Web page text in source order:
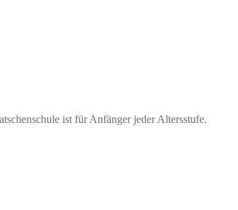
ist für Anfänger jeder Altersstufe.